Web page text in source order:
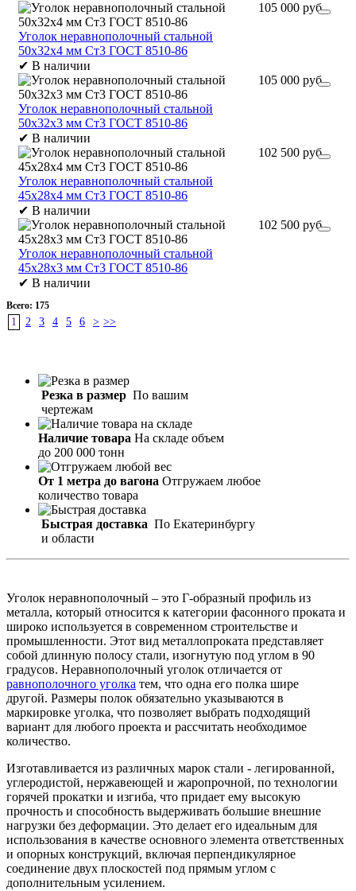
Уголок неравнополочный стальной
50х32х4 мм Ст3 ГОСТ 8510-86
✔ В наличии
105 000 руб.
Уголок неравнополочный стальной
50х32х3 мм Ст3 ГОСТ 8510-86
✔ В наличии
105 000 руб.
Уголок неравнополочный стальной
45х28х4 мм Ст3 ГОСТ 8510-86
✔ В наличии
102 500 руб.
Уголок неравнополочный стальной
45х28х3 мм Ст3 ГОСТ 8510-86
✔ В наличии
102 500 руб.
Всего: 175
1 2 3 4 5 6 > >>
Резка в размер По вашим
чертежам
Наличие товара На складе объем
до 200 000 тонн
От 1 метра до вагона Отгружаем любое
количество товара
Быстрая доставка По Екатеринбургу
и области
Уголок неравнополочный – это Г-образный профиль из
металла, который относится к категории фасонного проката и
широко используется в современном строительстве и
промышленности. Этот вид металлопроката представляет
собой длинную полосу стали, изогнутую под углом в 90
градусов. Неравнополочный уголок отличается от
равнополочного уголка тем, что одна его полка шире
другой. Размеры полок обязательно указываются в
маркировке уголка, что позволяет выбрать подходящий
вариант для любого проекта и рассчитать необходимое
количество.
Изготавливается из различных марок стали - легированной,
углеродистой, нержавеющей и жаропрочной, по технологии
горячей прокатки и изгиба, что придает ему высокую
прочность и способность выдерживать большие внешние
нагрузки без деформации. Это делает его идеальным для
использования в качестве основного элемента ответственных
и опорных конструкций, включая перпендикулярное
соединение двух плоскостей под прямым углом с
дополнительным усилением.